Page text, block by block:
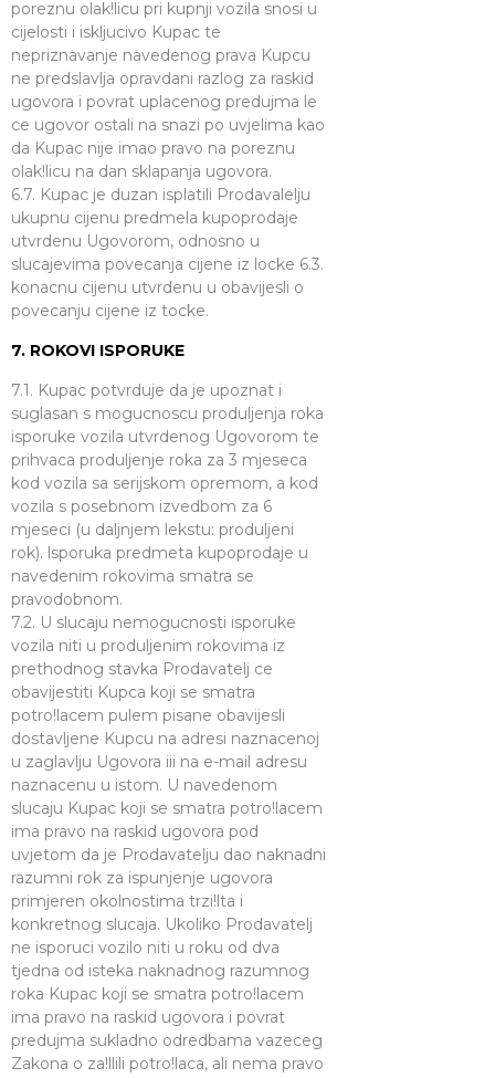
poreznu olak!licu pri kupnji vozila snosi u
cijelosti i iskljucivo Kupac te
nepriznavanje navedenog prava Kupcu
ne predslavlja opravdani razlog za raskid
ugovora i povrat uplacenog predujma le
ce ugovor ostali na snazi po uvjelima kao
da Kupac nije imao pravo na poreznu
olak!licu na dan sklapanja ugovora.
6.7. Kupac je duzan isplatili Prodavalelju
ukupnu cijenu predmela kupoprodaje
utvrdenu Ugovorom, odnosno u
slucajevima povecanja cijene iz locke 6.3.
konacnu cijenu utvrdenu u obavijesli o
povecanju cijene iz tocke.
7. ROKOVI ISPORUKE
7.1. Kupac potvrduje da je upoznat i
suglasan s mogucnoscu produljenja roka
isporuke vozila utvrdenog Ugovorom te
prihvaca produljenje roka za 3 mjeseca
kod vozila sa serijskom opremom, a kod
vozila s posebnom izvedbom za 6
mjeseci (u daljnjem lekstu: produljeni
rok). lsporuka predmeta kupoprodaje u
navedenim rokovima smatra se
pravodobnom.
7.2. U slucaju nemogucnosti isporuke
vozila niti u produljenim rokovima iz
prethodnog stavka Prodavatelj ce
obavijestiti Kupca koji se smatra
potro!lacem pulem pisane obavijesli
dostavljene Kupcu na adresi naznacenoj
u zaglavlju Ugovora iii na e-mail adresu
naznacenu u istom. U navedenom
slucaju Kupac koji se smatra potro!lacem
ima pravo na raskid ugovora pod
uvjetom da je Prodavatelju dao naknadni
razumni rok za ispunjenje ugovora
primjeren okolnostima trzi!lta i
konkretnog slucaja. Ukoliko Prodavatelj
ne isporuci vozilo niti u roku od dva
tjedna od isteka naknadnog razumnog
roka Kupac koji se smatra potro!lacem
ima pravo na raskid ugovora i povrat
predujma sukladno odredbama vazeceg
Zakona o za!llili potro!laca, ali nema pravo